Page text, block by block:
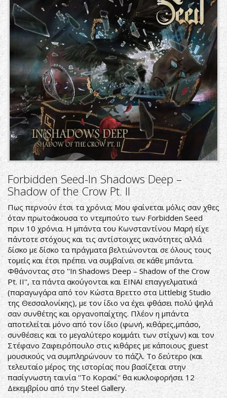
Forbidden Seed-In Shadows Deep –
Shadow of the Crow Pt. II
Πως περνούν έτσι τα χρόνια; Μου φαίνεται μόλις σαν χθες
όταν πρωτοάκουσα το ντεμπούτο των Forbidden Seed
πριν 10 χρόνια. Η μπάντα του Κωνσταντίνου Μαρή είχε
πάντοτε στόχους και τις αντίστοιχες ικανότητες αλλά
δίσκο με δίσκο τα πράγματα βελτιώνονται σε όλους τους
τομείς και έτσι πρέπει να συμβαίνει σε κάθε μπάντα.
Φθάνοντας στο ''In Shadows Deep – Shadow of the Crow
Pt. II'', τα πάντα ακούγονται και ΕΙΝΑΙ επαγγελματικά
(παραγωγάρα από τον Κώστα Βρεττο στα Littlebig Studio
της Θεσσαλονίκης), με τον ίδιο να έχει φθάσει πολύ ψηλά
σαν συνθέτης και οργανοπαίχτης. Πλέον η μπάντα
αποτελείται μόνο από τον ίδιο (φωνή, κιθάρες,μπάσο,
συνθέσεις και το μεγαλύτερο κομμάτι των στίχων) και τον
Στέφανο Ζαφειρόπουλο στις κιθάρες με κάποιους guest
μουσικούς να συμπληρώνουν το πάζλ. Το δεύτερο (και
τελευταίο μέρος της ιστορίας που βασίζεται στην
πασίγνωστη ταινία ''Το Κορακί'' θα κυκλοφορήσει 12
Δεκεμβρίου από την Steel Gallery.